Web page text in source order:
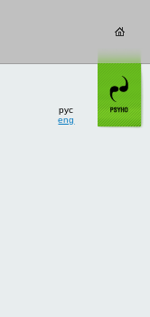
рус
eng